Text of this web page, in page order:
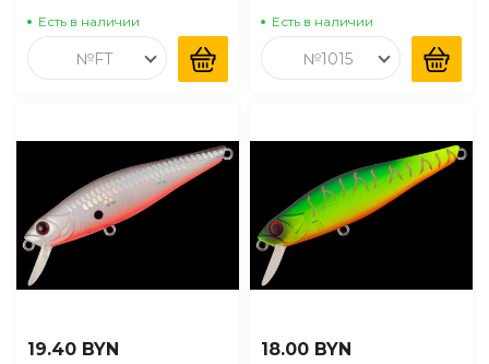
Есть в наличии
№FT
Есть в наличии
№1015
19.40 BYN 18.00 BYN